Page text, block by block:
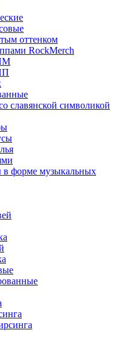
оттенком
RockMerch
славянской символикой
в форме музыкальных